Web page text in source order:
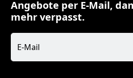
Angebote per E-Mail,
mehr verpasst.
Newsletter
E-Mail